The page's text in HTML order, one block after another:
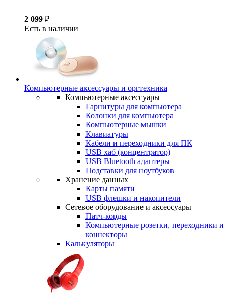
2 099 ₽
Есть в наличии
Компьютерные аксессуары и оргтехника
Компьютерные аксессуары
Гарнитуры для компьютера
Колонки для компьютера
Компьютерные мышки
Клавиатуры
Кабели и переходники для ПК
USB хаб (концентратор)
USB Bluetooth адаптеры
Подставки для ноутбуков
Хранение данных
Карты памяти
USB флешки и накопители
Сетевое оборудование и аксессуары
Патч-корды
Компьютерные розетки, переходники и
коннекторы
Калькуляторы